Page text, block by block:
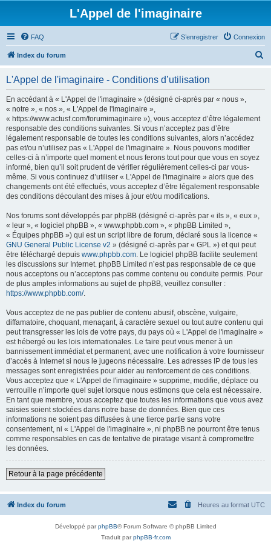
L'Appel de l'imaginaire
FAQ Connexion
S’enregistrer
Index du forum
L'Appel de l'imaginaire - Conditions d’utilisation
En accédant à « L'Appel de l'imaginaire » (désigné ci-après par « nous »,
« notre », « nos », « L'Appel de l'imaginaire »,
« https://www.actusf.com/forumimaginaire »), vous acceptez d’être légalement
responsable des conditions suivantes. Si vous n’acceptez pas d’être
légalement responsable de toutes les conditions suivantes, alors n’accédez
pas et/ou n’utilisez pas « L'Appel de l'imaginaire ». Nous pouvons modifier
celles-ci à n’importe quel moment et nous ferons tout pour que vous en soyez
informé, bien qu’il soit prudent de vérifier régulièrement celles-ci par vous-
même. Si vous continuez d’utiliser « L'Appel de l'imaginaire » alors que des
changements ont été effectués, vous acceptez d’être légalement responsable
des conditions découlant des mises à jour et/ou modifications.
Nos forums sont développés par phpBB (désigné ci-après par « ils », « eux »,
« leur », « logiciel phpBB », « www.phpbb.com », « phpBB Limited »,
« Équipes phpBB ») qui est un script libre de forum, déclaré sous la licence «
GNU General Public License v2 » (désigné ci-après par « GPL ») et qui peut
être téléchargé depuis www.phpbb.com. Le logiciel phpBB facilite seulement
les discussions sur Internet. phpBB Limited n’est pas responsable de ce que
nous acceptons ou n’acceptons pas comme contenu ou conduite permis. Pour
de plus amples informations au sujet de phpBB, veuillez consulter :
https://www.phpbb.com/.
Vous acceptez de ne pas publier de contenu abusif, obscène, vulgaire,
diffamatoire, choquant, menaçant, à caractère sexuel ou tout autre contenu qui
peut transgresser les lois de votre pays, du pays où « L'Appel de l'imaginaire »
est hébergé ou les lois internationales. Le faire peut vous mener à un
bannissement immédiat et permanent, avec une notification à votre fournisseur
d’accès à Internet si nous le jugeons nécessaire. Les adresses IP de tous les
messages sont enregistrées pour aider au renforcement de ces conditions.
Vous acceptez que « L'Appel de l'imaginaire » supprime, modifie, déplace ou
verrouille n’importe quel sujet lorsque nous estimons que cela est nécessaire.
En tant que membre, vous acceptez que toutes les informations que vous avez
saisies soient stockées dans notre base de données. Bien que ces
informations ne soient pas diffusées à une tierce partie sans votre
consentement, ni « L'Appel de l'imaginaire », ni phpBB ne pourront être tenus
comme responsables en cas de tentative de piratage visant à compromettre
les données.
Retour à la page précédente
Index du forum Heures au format UTC
Développé parphpBB® Forum Software © phpBB Limited
Traduit parphpBB-fr.com